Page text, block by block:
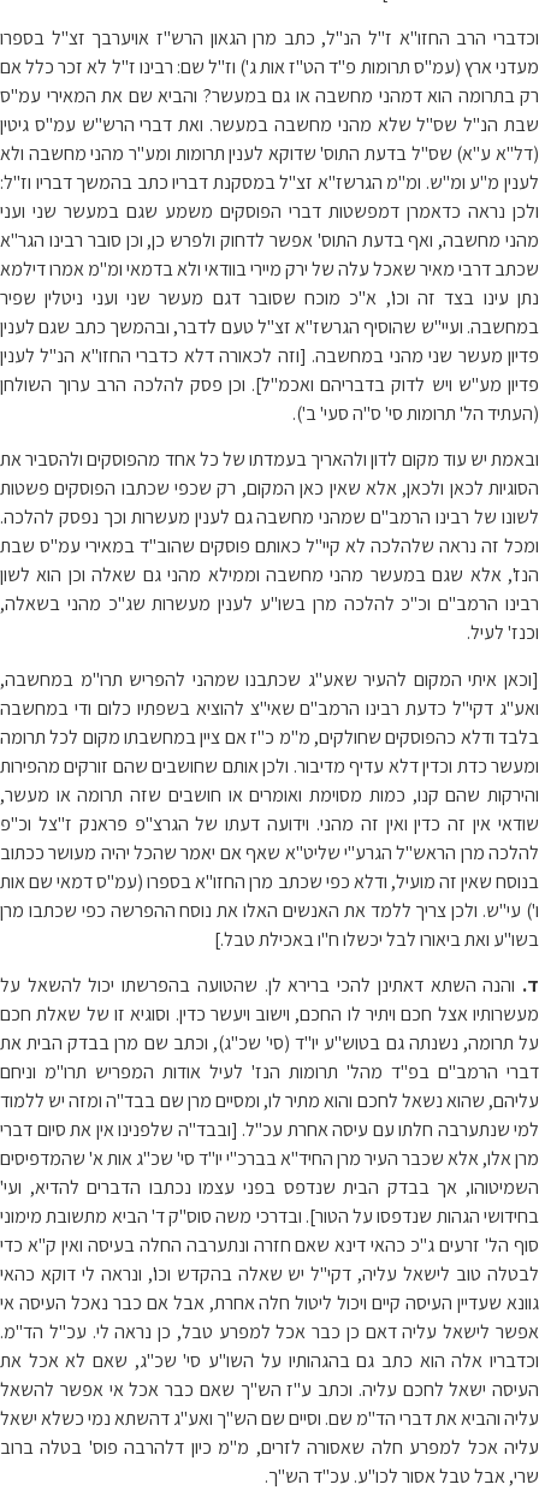
וכדברי הרב החזו"א ז"ל הנ"ל, כתב מרן הגאון הרש"ז אויערבך זצ"ל בספרו
מעדני ארץ (עמ"ס תרומות פ"ד הט"ז אות ג') וז"ל שם: רבינו ז"ל לא זכר כלל אם
רק בתרומה הוא דמהני מחשבה או גם במעשר? והביא שם את המאירי עמ"ס
שבת הנ"ל שס"ל שלא מהני מחשבה במעשר. ואת דברי הרש"ש עמ"ס גיטין
(דל"א ע"א) שס"ל בדעת התוס' שדוקא לענין תרומות ומע"ר מהני מחשבה ולא
לענין מ"ע ומ"ש. ומ"מ הגרשז"א זצ"ל במסקנת דבריו כתב בהמשך דבריו וז"ל:
ולכן נראה כדאמרן דמפשטות דברי הפוסקים משמע שגם במעשר שני ועני
מהני מחשבה, ואף בדעת התוס' אפשר לדחוק ולפרש כן, וכן סובר רבינו הגר"א
שכתב דרבי מאיר שאכל עלה של ירק מיירי בוודאי ולא בדמאי ומ"מ אמרו דילמא
נתן עינו בצד זה וכו', א"כ מוכח שסובר דגם מעשר שני ועני ניטלין שפיר
במחשבה. ועיי"ש שהוסיף הגרשז"א זצ"ל טעם לדבר, ובהמשך כתב שגם לענין
פדיון מעשר שני מהני במחשבה. [וזה לכאורה דלא כדברי החזו"א הנ"ל לענין
פדיון מע"ש ויש לדוק בדבריהם ואכמ"ל]. וכן פסק להלכה הרב ערוך השולחן
(העתיד הל' תרומות סי' ס"ה סעי' ב').
ובאמת יש עוד מקום לדון ולהאריך בעמדתו של כל אחד מהפוסקים ולהסביר את
הסוגיות לכאן ולכאן, אלא שאין כאן המקום, רק שכפי שכתבו הפוסקים פשטות
לשונו של רבינו הרמב"ם שמהני מחשבה גם לענין מעשרות וכך נפסק להלכה.
ומכל זה נראה שלהלכה לא קיי"ל כאותם פוסקים שהוב"ד במאירי עמ"ס שבת
הנז', אלא שגם במעשר מהני מחשבה וממילא מהני גם שאלה וכן הוא לשון
רבינו הרמב"ם וכ"כ להלכה מרן בשו"ע לענין מעשרות שג"כ מהני בשאלה,
וכנז' לעיל.
[וכאן איתי המקום להעיר שאע"ג שכתבנו שמהני להפריש תרו"מ במחשבה,
ואע"ג דקי"ל כדעת רבינו הרמב"ם שאי"צ להוציא בשפתיו כלום ודי במחשבה
בלבד ודלא כהפוסקים שחולקים, מ"מ כ"ז אם ציין במחשבתו מקום לכל תרומה
ומעשר כדת וכדין דלא עדיף מדיבור. ולכן אותם שחושבים שהם זורקים מהפירות
והירקות שהם קנו, כמות מסוימת ואומרים או חושבים שזה תרומה או מעשר,
שודאי אין זה כדין ואין זה מהני. וידועה דעתו של הגרצ"פ פראנק ז"צל וכ"פ
להלכה מרן הראש"ל הגרע"י שליט"א שאף אם יאמר שהכל יהיה מעושר ככתוב
בנוסח שאין זה מועיל, ודלא כפי שכתב מרן החזו"א בספרו (עמ"ס דמאי שם אות
ו') עי"ש. ולכן צריך ללמד את האנשים האלו את נוסח ההפרשה כפי שכתבו מרן
בשו"ע ואת ביאורו לבל יכשלו ח"ו באכילת טבל.]
ד. והנה השתא דאתינן להכי ברירא לן. שהטועה בהפרשתו יכול להשאל על
מעשרותיו אצל חכם ויתיר לו החכם, וישוב ויעשר כדין. וסוגיא זו של שאלת חכם
על תרומה, נשנתה גם בטוש"ע יו"ד (סי' שכ"ג), וכתב שם מרן בבדק הבית את
דברי הרמב"ם בפ"ד מהל' תרומות הנז' לעיל אודות המפריש תרו"מ וניחם
עליהם, שהוא נשאל לחכם והוא מתיר לו, ומסיים מרן שם בבד"ה ומזה יש ללמוד
למי שנתערבה חלתו עם עיסה אחרת עכ"ל. [ובבד"ה שלפנינו אין את סיום דברי
מרן אלו, אלא שכבר העיר מרן החיד"א בברכ"י יו"ד סי' שכ"ג אות א' שהמדפיסים
השמיטוהו, אך בבדק הבית שנדפס בפני עצמו נכתבו הדברים להדיא, ועי'
בחידושי הגהות שנדפסו על הטור]. ובדרכי משה סוס"ק ד' הביא מתשובת מימוני
סוף הל' זרעים ג"כ כהאי דינא שאם חזרה ונתערבה החלה בעיסה ואין ק"א כדי
לבטלה טוב לישאל עליה, דקי"ל יש שאלה בהקדש וכו', ונראה לי דוקא כהאי
גוונא שעדיין העיסה קיים ויכול ליטול חלה אחרת, אבל אם כבר נאכל העיסה אי
אפשר לישאל עליה דאם כן כבר אכל למפרע טבל, כן נראה לי. עכ"ל הד"מ.
וכדבריו אלה הוא כתב גם בהגהותיו על השו"ע סי' שכ"ג, שאם לא אכל את
העיסה ישאל לחכם עליה. וכתב ע"ז הש"ך שאם כבר אכל אי אפשר להשאל
עליה והביא את דברי הד"מ שם. וסיים שם הש"ך ואע"ג דהשתא נמי כשלא ישאל
עליה אכל למפרע חלה שאסורה לזרים, מ"מ כיון דלהרבה פוס' בטלה ברוב
שרי, אבל טבל אסור לכו"ע. עכ"ד הש"ך.